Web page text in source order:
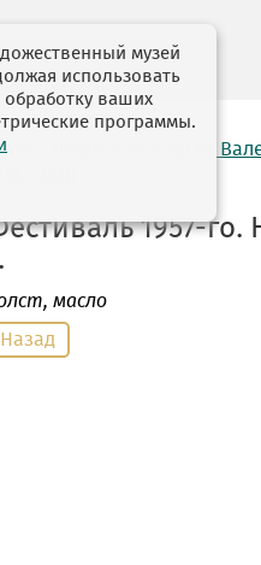
Диффинэ-Кристи
1957-го.
, масло
Назад
музей
использовать
обработку ваших
программы.